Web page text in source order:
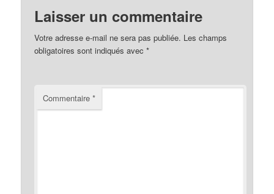
Laisser un commentaire
Votre adresse e-mail ne sera pas publiée. Les champs
obligatoires sont indiqués avec*
Commentaire*